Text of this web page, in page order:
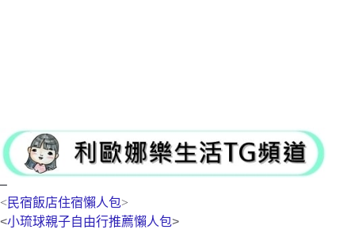
–
<民宿飯店住宿懶人包>
<小琉球親子自由行推薦懶人包>